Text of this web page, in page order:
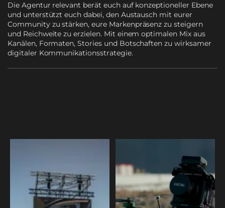
Die Agentur relevant berät euch auf konzeptioneller Ebene
und unterstützt euch dabei, den Austausch mit eurer
Community zu stärken, eure Markenpräsenz zu steigern
und Reichweite zu erzielen. Mit einem optimalen Mix aus
Kanälen, Formaten, Stories und Botschaften zu wirksamer
digitaler Kommunikationsstrategie.